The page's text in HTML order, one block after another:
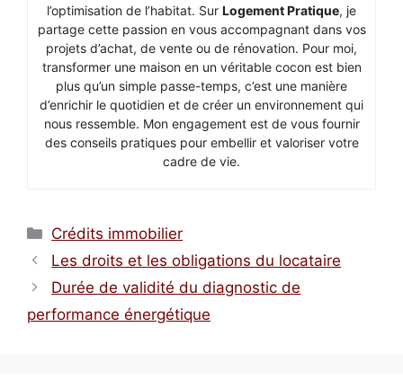
l’optimisation de l’habitat. Sur Logement Pratique, je
partage cette passion en vous accompagnant dans vos
projets d’achat, de vente ou de rénovation. Pour moi,
transformer une maison en un véritable cocon est bien
plus qu’un simple passe-temps, c’est une manière
d’enrichir le quotidien et de créer un environnement qui
nous ressemble. Mon engagement est de vous fournir
des conseils pratiques pour embellir et valoriser votre
cadre de vie.
Catégories
Crédits immobilier
Les droits et les obligations du locataire
Durée de validité du diagnostic de
performance énergétique